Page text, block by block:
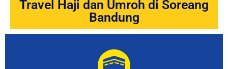
Travel Haji dan Umroh di Soreang
Bandung